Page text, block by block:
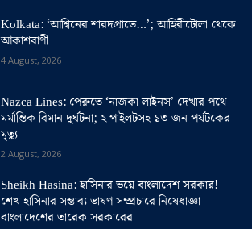
Kolkata: ‘আশ্বিনের শারদপ্রাতে…’; আহিরীটোলা থেকে
আকাশবাণী
4 August, 2026
Nazca Lines: পেরুতে ‘নাজকা লাইনস’ দেখার পথে
মর্মান্তিক বিমান দুর্ঘটনা; ২ পাইলটসহ ১৩ জন পর্যটকের
মৃত্যু
2 August, 2026
Sheikh Hasina: হাসিনার ভয়ে বাংলাদেশ সরকার!
শেখ হাসিনার সম্ভাব্য ভাষণ সম্প্রচারে নিষেধাজ্ঞা
বাংলাদেশের তারেক সরকারের